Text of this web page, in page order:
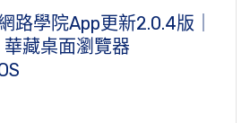
路學院App更新2.0.4版｜
藏桌面瀏覽器